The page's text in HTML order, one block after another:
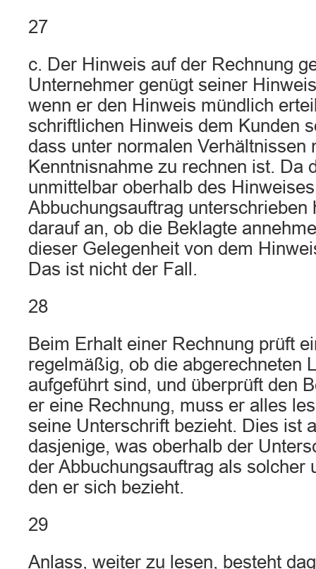
27
c. Der Hinweis auf der Rechnung
Unternehmer genügt seiner
wenn er den Hinweis mündlich
schriftlichen Hinweis dem Kunden
dass unter normalen Verhältnissen
Kenntnisnahme zu rechnen ist. Da
unmittelbar oberhalb des
Abbuchungsauftrag unterschrieben
darauf an, ob die Beklagte
dieser Gelegenheit von dem
Das ist nicht der Fall.
28
Beim Erhalt einer Rechnung prüft
regelmäßig, ob die abgerechneten
aufgeführt sind, und überprüft den
er eine Rechnung, muss er alles
seine Unterschrift bezieht. Dies ist
dasjenige, was oberhalb der
der Abbuchungsauftrag als solcher
den er sich bezieht.
29
Anlass, weiter zu lesen, besteht